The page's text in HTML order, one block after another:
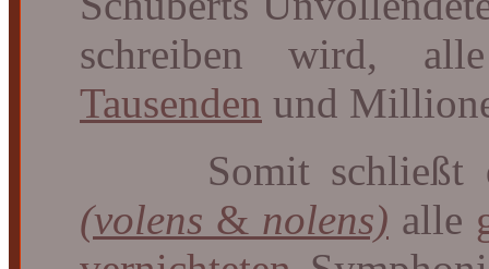
schreiben wird,
Tausenden und
Somit schließt
(volens & nolens) alle